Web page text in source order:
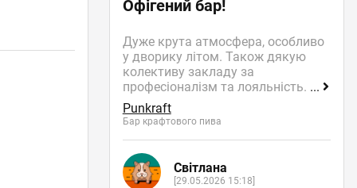
Офігений бар!
Дуже крута атмосфера, особливо
у дворику літом. Також дякую
колективу закладу за
професіоналізм та лояльність. ...
Punkraft
Бар крафтового пива
Світлана
[29.05.2026 15:18]